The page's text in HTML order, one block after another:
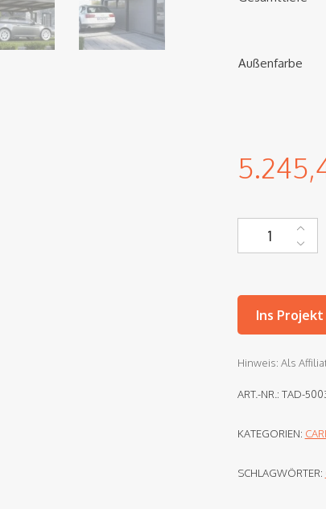
Außenfarbe
Ins Projekt
Hinweis: Als
ART.-NR.: TAD-
KATEGORIEN:
SCHLAGWÖRTER: